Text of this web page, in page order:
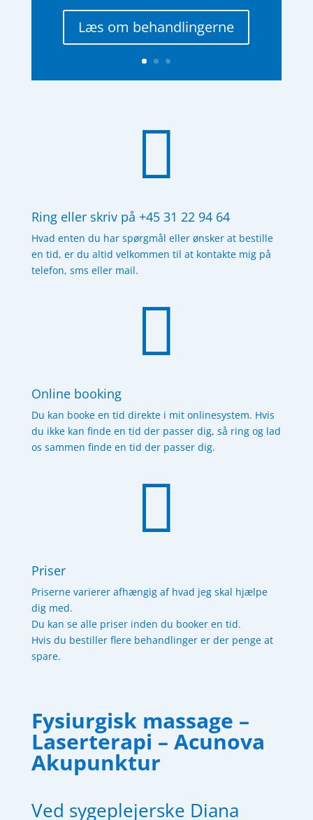
Læs om behandlingerne

Ring eller skriv på +45 31 22 94 64
Hvad enten du har spørgmål eller ønsker at bestille
en tid, er du altid velkommen til at kontakte mig på
telefon, sms eller mail.

Online booking
Du kan booke en tid direkte i mit onlinesystem. Hvis
du ikke kan finde en tid der passer dig, så ring og lad
os sammen finde en tid der passer dig.

Priser
Priserne varierer afhængig af hvad jeg skal hjælpe
dig med.
Du kan se alle priser inden du booker en tid.
Hvis du bestiller flere behandlinger er der penge at
spare.
Fysiurgisk massage –
Laserterapi – Acunova
Akupunktur
Ved sygeplejerske Diana